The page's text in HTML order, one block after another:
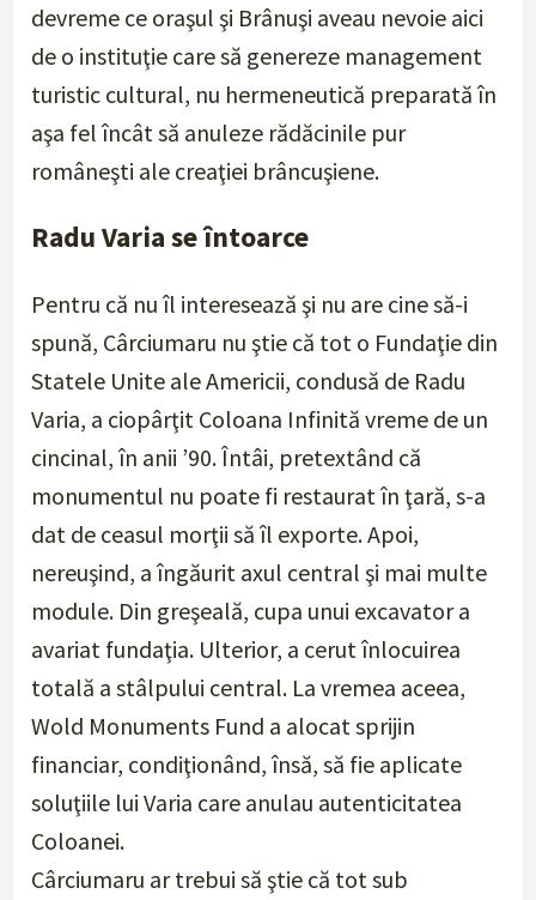
devreme ce oraşul şi Brânuşi aveau nevoie aici
de o instituţie care să genereze management
turistic cultural, nu hermeneutică preparată în
aşa fel încât să anuleze rădăcinile pur
româneşti ale creaţiei brâncuşiene.
Radu Varia se întoarce
Pentru că nu îl interesează şi nu are cine să-i
spună, Cârciumaru nu ştie că tot o Fundaţie din
Statele Unite ale Americii, condusă de Radu
Varia, a ciopârţit Coloana Infinită vreme de un
cincinal, în anii ’90. Întâi, pretextând că
monumentul nu poate fi restaurat în ţară, s-a
dat de ceasul morţii să îl exporte. Apoi,
nereuşind, a îngăurit axul central şi mai multe
module. Din greşeală, cupa unui excavator a
avariat fundaţia. Ulterior, a cerut înlocuirea
totală a stâlpului central. La vremea aceea,
Wold Monuments Fund a alocat sprijin
financiar, condiţionând, însă, să fie aplicate
soluţiile lui Varia care anulau autenticitatea
Coloanei.
Cârciumaru ar trebui să ştie că tot sub